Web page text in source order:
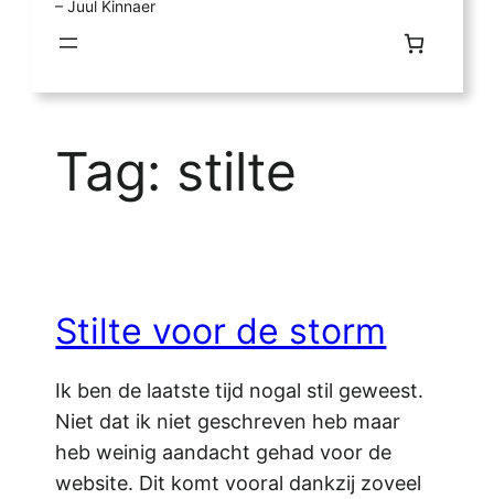
– Juul Kinnaer
Tag: stilte
Stilte voor de storm
Ik ben de laatste tijd nogal stil geweest.
Niet dat ik niet geschreven heb maar
heb weinig aandacht gehad voor de
website. Dit komt vooral dankzij zoveel